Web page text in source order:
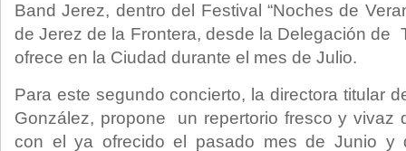
Band Jerez, dentro del Festival “Noches de
de Jerez de la Frontera, desde la Delegación de
ofrece en la Ciudad durante el mes de Julio.
Para este segundo concierto, la directora titular
González, propone un repertorio fresco y vivaz
con el ya ofrecido el pasado mes de Junio y